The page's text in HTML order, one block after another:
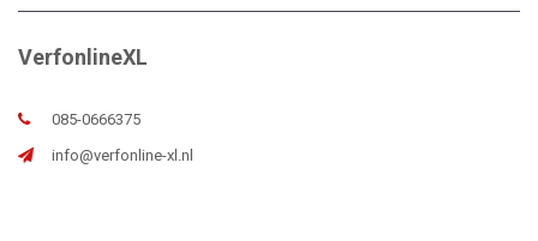
VerfonlineXL
085-0666375
info@verfonline-xl.nl